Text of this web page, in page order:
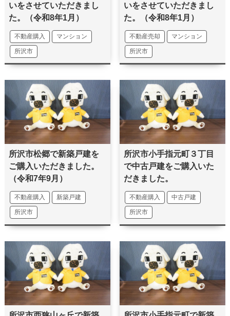
いをさせていただきまし
た。（令和8年1月）
不動産購入 マンション
所沢市
いをさせていただきまし
た。（令和8年1月）
不動産売却 マンション
所沢市
所沢市松郷で新築戸建を
ご購入いただきました。
（令和7年9月）
不動産購入 新築戸建
所沢市
所沢市小手指元町３丁目
で中古戸建をご購入いた
だきました。
不動産購入 中古戸建
所沢市